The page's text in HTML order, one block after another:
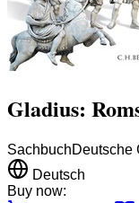
Gladius:
SachbuchDeutsche
Deutsch
Buy now: